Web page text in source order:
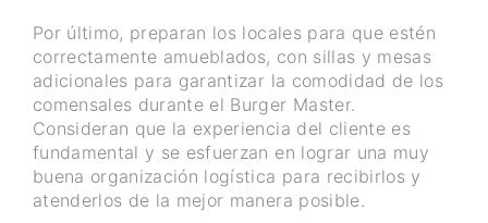
Por último, preparan los locales para que estén
correctamente amueblados, con sillas y mesas
adicionales para garantizar la comodidad de los
comensales durante el Burger Master.
Consideran que la experiencia del cliente es
fundamental y se esfuerzan en lograr una muy
buena organización logística para recibirlos y
atenderlos de la mejor manera posible.